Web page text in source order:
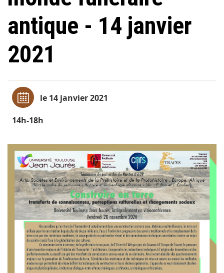
antique - 14 janvier
2021
le 14 janvier 2021
14h-18h